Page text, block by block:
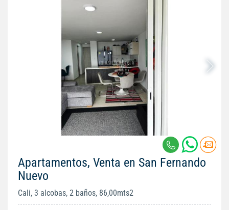
Apartamentos, Venta en San Fernando
Nuevo
Cali, 3 alcobas, 2 baños, 86,00mts2